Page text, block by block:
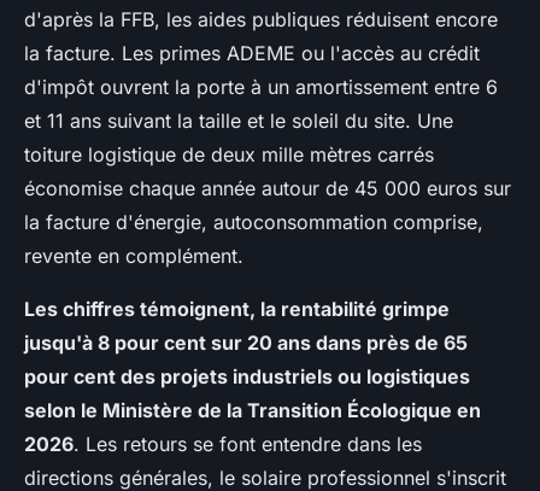
d'après la FFB, les aides publiques réduisent encore
la facture. Les primes ADEME ou l'accès au crédit
d'impôt ouvrent la porte à un amortissement entre 6
et 11 ans suivant la taille et le soleil du site. Une
toiture logistique de deux mille mètres carrés
économise chaque année autour de 45 000 euros sur
la facture d'énergie, autoconsommation comprise,
revente en complément.
Les chiffres témoignent, la rentabilité grimpe
jusqu'à 8 pour cent sur 20 ans dans près de 65
pour cent des projets industriels ou logistiques
selon le Ministère de la Transition Écologique en
2026. Les retours se font entendre dans les
directions générales, le solaire professionnel s'inscrit